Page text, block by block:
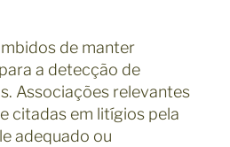
de manter
a detecção de
Associações relevantes
citadas em litígios pela
adequado ou